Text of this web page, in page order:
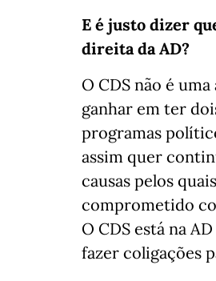
E é justo dizer
direita da AD?
O CDS não é
ganhar em ter
programas
assim quer
causas pelos
comprometido
O CDS está na
fazer coligações